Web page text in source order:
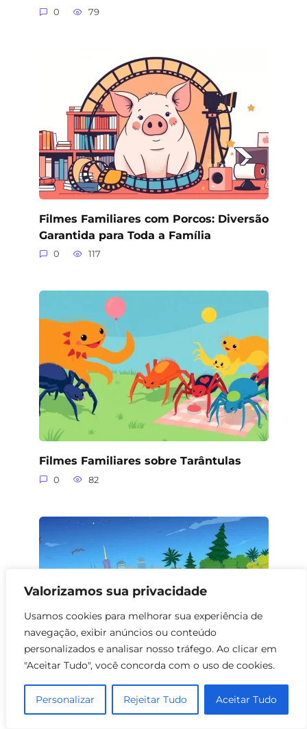
Valorizamos sua privacidade
Usamos cookies para melhorar sua experiência de
navegação, exibir anúncios ou conteúdo
personalizados e analisar nosso tráfego. Ao clicar em
"Aceitar Tudo", você concorda com o uso de cookies.
Personalizar Rejeitar Tudo Aceitar Tudo
0 79
Filmes Familiares com Porcos: Diversão
Garantida para Toda a Família
0 117
Filmes Familiares sobre Tarântulas
0 82
Filmes de Família com Escorpiões: Uma
Aventura Aracnídea